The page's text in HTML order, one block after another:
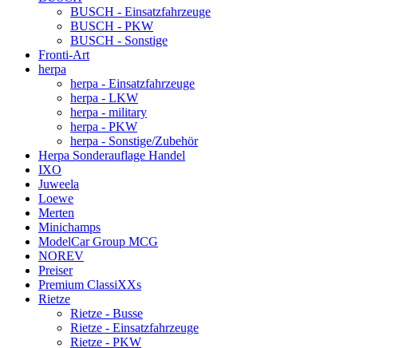
BUSCH - Einsatzfahrzeuge
BUSCH - PKW
BUSCH - Sonstige
Fronti-Art
herpa
herpa - Einsatzfahrzeuge
herpa - LKW
herpa - military
herpa - PKW
herpa - Sonstige/Zubehör
Herpa Sonderauflage Handel
IXO
Juweela
Loewe
Merten
Minichamps
ModelCar Group MCG
NOREV
Preiser
Premium ClassiXXs
Rietze
Rietze - Busse
Rietze - Einsatzfahrzeuge
Rietze - PKW